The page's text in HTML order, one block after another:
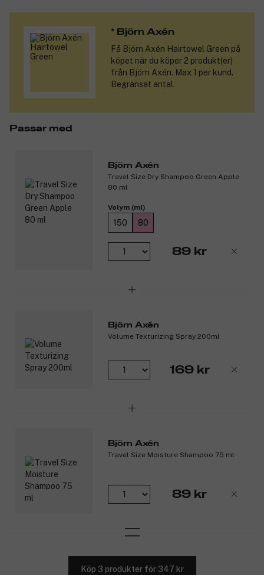
hos fint hår som behöver extra volym. Serien stärker, återfuktar
och ger håret volym samtidigt som den lämnar håret mjukt,
fylligt och med extra glans. Produkterna innehåller risprotein
och provitamin B5. Alla produkter är dermatologiskt testade och
Huvudingredienser:
stärker, skyddar, ger volym och förstärker hårets naturliga
Provitamin B5 ger håret en lyxig, mjuk känsla.
Produktnummer:3149136
* Björn Axén
Få Björn Axén Hairtowel Green på
köpet när du köper 2 produkt(er)
från Björn Axén. Max 1 per kund.
Begränsat antal.
Passar med
Björn Axén
Travel Size Dry Shampoo Green Apple
80 ml
Volym (ml)
150 80
89 kr
Björn Axén
Volume Texturizing Spray 200ml
169 kr
Björn Axén
Travel Size Moisture Shampoo 75 ml
89 kr
Köp 3 produkter för 347 kr